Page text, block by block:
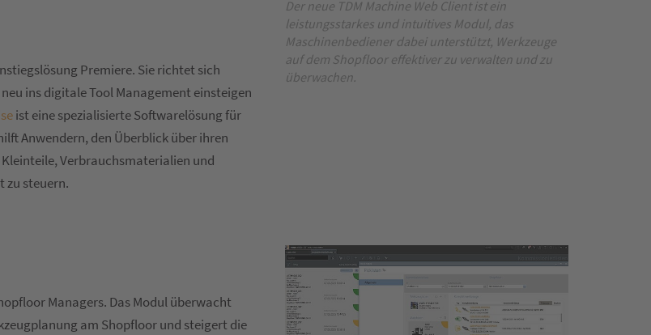
Premiere. Sie richtet sich
ins digitale Tool Management einsteigen
ist eine spezialisierte Softwarelösung für
Anwendern, den Überblick über ihren
Kleinteile, Verbrauchsmaterialien und
zu steuern.
Der neue TDM Machine Web Client ist ein
leistungsstarkes und intuitives Modul, das
Maschinenbediener dabei unterstützt, Werkzeuge
auf dem Shopfloor effektiver zu verwalten und zu
überwachen.
Managers. Das Modul überwacht
am Shopfloor und steigert die